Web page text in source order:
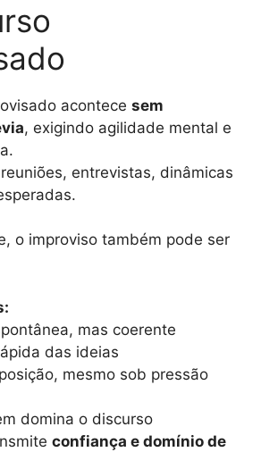
acontece sem
, exigindo agilidade mental e
entrevistas, dinâmicas
o improviso também pode ser
mas coerente
das ideias
mesmo sob pressão
domina o discurso
confiança e domínio de